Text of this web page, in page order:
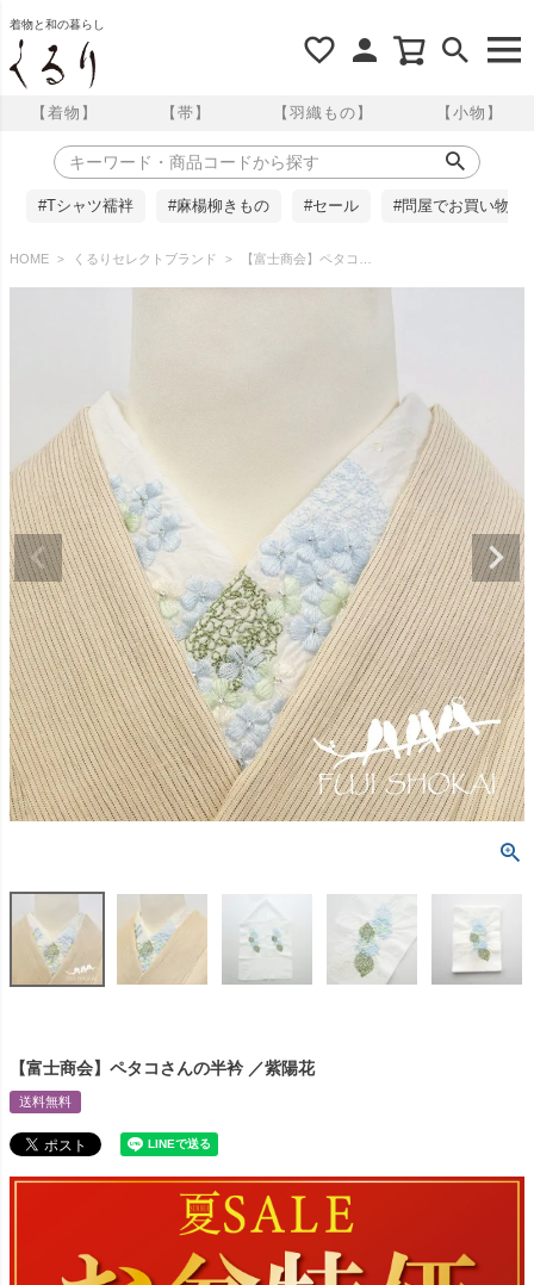
着物と和の暮らし
【着物】 【帯】 【羽織もの】 【小物】
#Tシャツ襦袢 #麻楊柳きもの #セール #問屋でお買い物
HOME くるりセレクトブランド 【富士商会】ペタコさんの半衿 ／紫陽花
【富士商会】ペタコさんの半衿 ／紫陽花
送料無料